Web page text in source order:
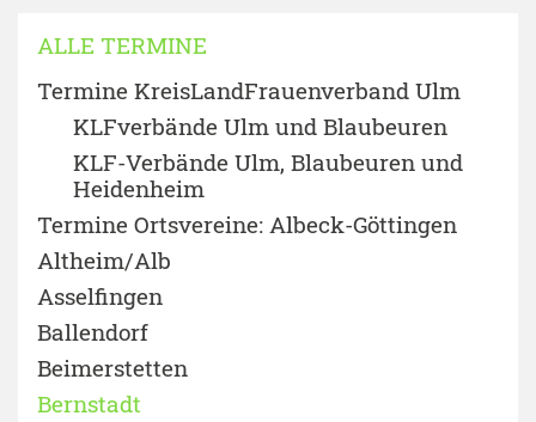
ALLE TERMINE
Termine KreisLandFrauenverband Ulm
KLFverbände Ulm und Blaubeuren
KLF-Verbände Ulm, Blaubeuren und
Heidenheim
Termine Ortsvereine: Albeck-Göttingen
Altheim/Alb
Asselfingen
Ballendorf
Beimerstetten
Bernstadt